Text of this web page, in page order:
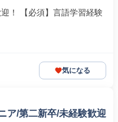
！ 【必須】言語学習経験
気になる
ア/第二新卒/未経験歓迎